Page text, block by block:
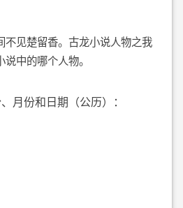
不见楚留香。古龙小说人物之我
中的哪个人物。
月份和日期（公历）：